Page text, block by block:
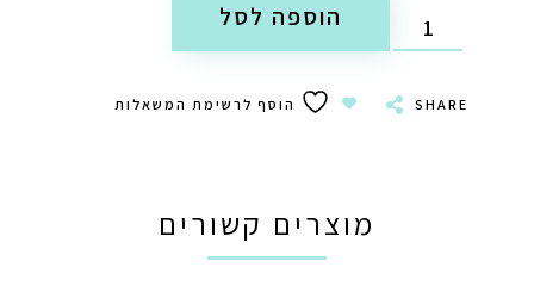
הוספה לסל
SHARE הוסף לרשימת המשאלות
מוצרים קשורים